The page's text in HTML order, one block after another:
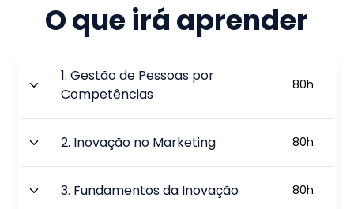
O que irá aprender
1.Gestão de Pessoas por
Competências
80h
2. Inovação no Marketing 80h
3. Fundamentos da Inovação 80h